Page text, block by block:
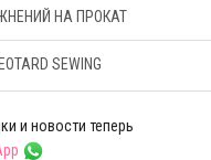
НА ПРОКАТ
SEWING
и новости теперь